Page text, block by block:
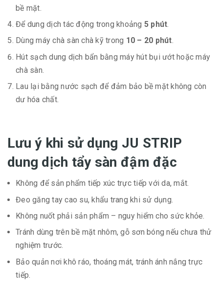
bề mặt.
Để dung dịch tác động trong khoảng 5 phút.
Dùng máy chà sàn chà kỹ trong 10 – 20 phút.
Hút sạch dung dịch bẩn bằng máy hút bụi ướt hoặc máy
chà sàn.
Lau lại bằng nước sạch để đảm bảo bề mặt không còn
dư hóa chất.
Lưu ý khi sử dụng JU STRIP
dung dịch tẩy sàn đậm đặc
Không để sản phẩm tiếp xúc trực tiếp với da, mắt.
Đeo găng tay cao su, khẩu trang khi sử dụng.
Không nuốt phải sản phẩm – nguy hiểm cho sức khỏe.
Tránh dùng trên bề mặt nhôm, gỗ sơn bóng nếu chưa thử
nghiệm trước.
Bảo quản nơi khô ráo, thoáng mát, tránh ánh nắng trực
tiếp.